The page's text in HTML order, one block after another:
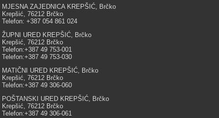
MJESNA ZAJEDNICA KREPŠIĆ, Brčko
Krepšić, 76212 Brčko
Telefon: +387 054 861 024
ŽUPNI URED KREPŠIĆ, Brčko
Krepšić, 76212 Brčko
Telefon:+387 49 753-001
Telefon:+387 49 753-030
MATIČNI URED KREPŠIĆ, Brčko
Krepšić, 76212 Brčko
Telefon:+387 49 306-060
POŠTANSKI URED KREPŠIĆ, Brčko
Krepšić, 76212 Brčko
Telefon:+387 49 306-061